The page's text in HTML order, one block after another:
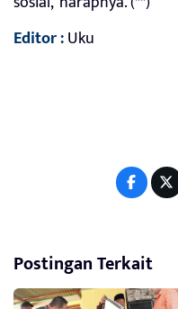
Editor :Uku
Postingan Terkait